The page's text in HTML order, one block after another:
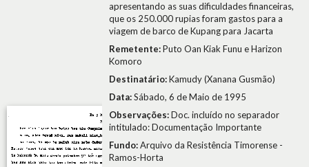
apresentando as suas dificuldades financeiras,
que os 250.000 rupias foram gastos para a
viagem de barco de Kupang para Jacarta
Remetente:Puto Oan Kiak Funu e Harizon
Komoro
Destinatário:Kamudy (Xanana Gusmão)
Data:Sábado, 6 de Maio de 1995
Observações:Doc. incluído no separador
intitulado: Documentação Importante
Fundo:Arquivo da Resistência Timorense -
Ramos-Horta